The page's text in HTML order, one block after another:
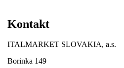
Kontakt
ITALMARKET SLOVAKIA, a.s.
Borinka 149